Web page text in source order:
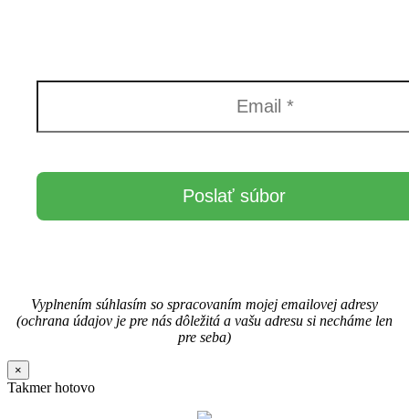
Vyplnením súhlasím so spracovaním mojej emailovej adresy
(ochrana údajov je pre nás dôležitá a vašu adresu si necháme len
pre seba)
×
Takmer hotovo